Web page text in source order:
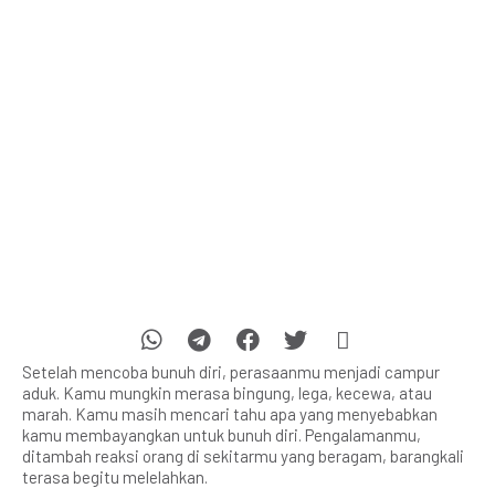
Setelah mencoba bunuh diri, perasaanmu menjadi campur
aduk. Kamu mungkin merasa bingung, lega, kecewa, atau
marah. Kamu masih mencari tahu apa yang menyebabkan
kamu membayangkan untuk bunuh diri. Pengalamanmu,
ditambah reaksi orang di sekitarmu yang beragam, barangkali
terasa begitu melelahkan.